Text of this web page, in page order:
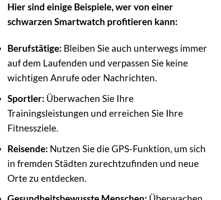
Hier sind einige Beispiele, wer von einer
schwarzen Smartwatch profitieren kann:
Berufstätige: Bleiben Sie auch unterwegs immer
auf dem Laufenden und verpassen Sie keine
wichtigen Anrufe oder Nachrichten.
Sportler: Überwachen Sie Ihre
Trainingsleistungen und erreichen Sie Ihre
Fitnessziele.
Reisende: Nutzen Sie die GPS-Funktion, um sich
in fremden Städten zurechtzufinden und neue
Orte zu entdecken.